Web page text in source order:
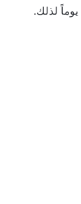
لذلك.